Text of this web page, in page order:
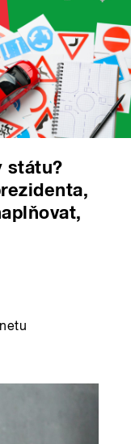
státu?